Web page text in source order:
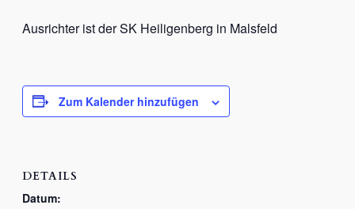
Ausrichter ist der SK Heiligenberg in Malsfeld
Zum Kalender hinzufügen
DETAILS
Datum: